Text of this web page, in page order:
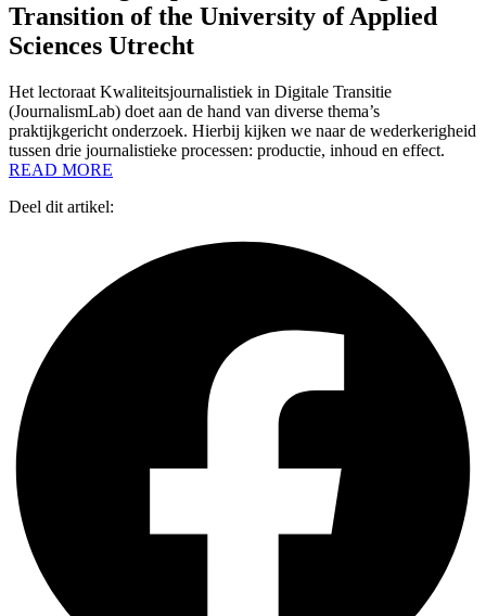
Transition of the University of Applied
Sciences Utrecht
Het lectoraat Kwaliteitsjournalistiek in Digitale Transitie
(JournalismLab) doet aan de hand van diverse thema’s
praktijkgericht onderzoek. Hierbij kijken we naar de wederkerigheid
tussen drie journalistieke processen: productie, inhoud en effect.
READ MORE
Deel dit artikel: